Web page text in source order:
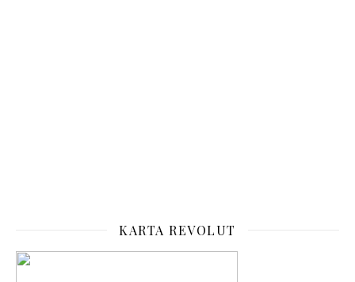
KARTA REVOLUT